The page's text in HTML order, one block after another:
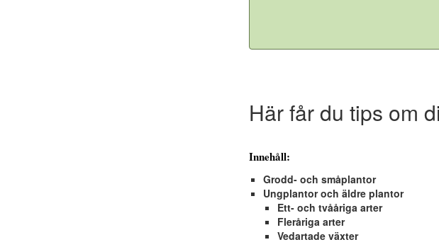
Här får du tips om
Innehåll:
Grodd- och småplantor
Ungplantor och äldre plantor
Ett- och tvååriga arter
Fleråriga arter
Vedartade växter